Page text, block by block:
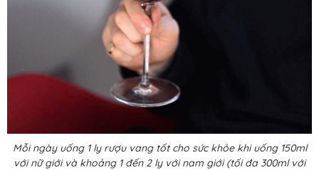
Mỗi ngày uống 1 ly rượu vang tốt cho sức khỏe khi uống 150ml
với nữ giới và khoảng 1 đến 2 ly với nam giới (tối đa 300ml với